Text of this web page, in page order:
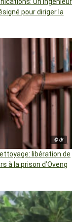
pour diriger la
© dr
libération de
à la prison d’Oveng